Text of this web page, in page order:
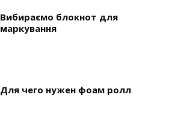
Вибираємо блокнот для
маркування
Для чего нужен фоам ролл